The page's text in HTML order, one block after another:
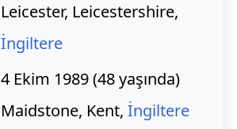
Leicester, Leicestershire,
İngiltere
4 Ekim 1989 (48 yaşında)
Maidstone, Kent, İngiltere